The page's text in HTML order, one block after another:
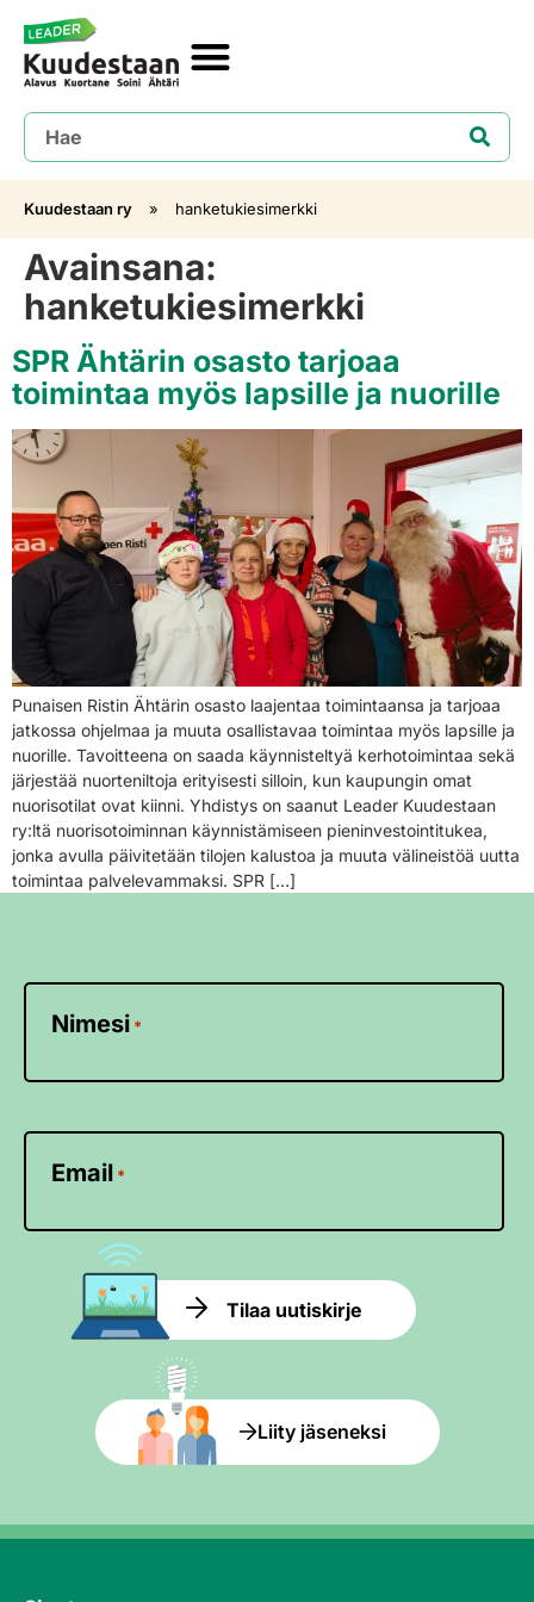
Kuudestaan ry » hanketukiesimerkki
Avainsana:
hanketukiesimerkki
SPR Ähtärin osasto tarjoaa
toimintaa myös lapsille ja nuorille
Punaisen Ristin Ähtärin osasto laajentaa toimintaansa ja tarjoaa
jatkossa ohjelmaa ja muuta osallistavaa toimintaa myös lapsille ja
nuorille. Tavoitteena on saada käynnisteltyä kerhotoimintaa sekä
järjestää nuorteniltoja erityisesti silloin, kun kaupungin omat
nuorisotilat ovat kiinni. Yhdistys on saanut Leader Kuudestaan
ry:ltä nuorisotoiminnan käynnistämiseen pieninvestointitukea,
jonka avulla päivitetään tilojen kalustoa ja muuta välineistöä uutta
toimintaa palvelevammaksi. SPR […]
Nimesi *
Email *
Tilaa uutiskirje
Liity jäseneksi